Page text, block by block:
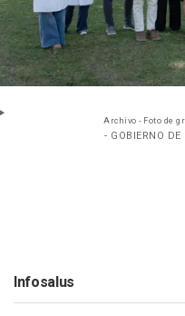
Archivo - Foto de
- GOBIERNO
Infosalus